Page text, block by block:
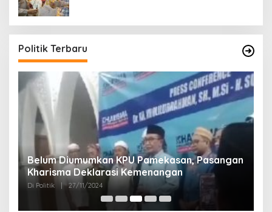
Politik Terbaru
Belum Diumumkan KPU Pamekasan, Pasangan
Kharisma Deklarasi Kemenangan
Di Politik | 27/11/2024